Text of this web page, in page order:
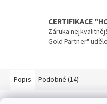
CERTIFIKACE
Záruka
Gold Partner"
Popis Podobné (14)